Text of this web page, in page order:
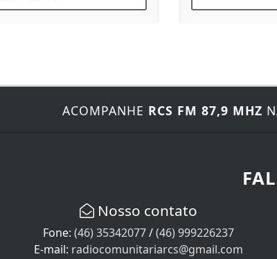
ACOMPANHE RCS FM 87,9 MHZ
Nosso contato
Fone:(46) 35342077/(46) 999226237
E-mail: radiocomunitariarcs@gmail.com